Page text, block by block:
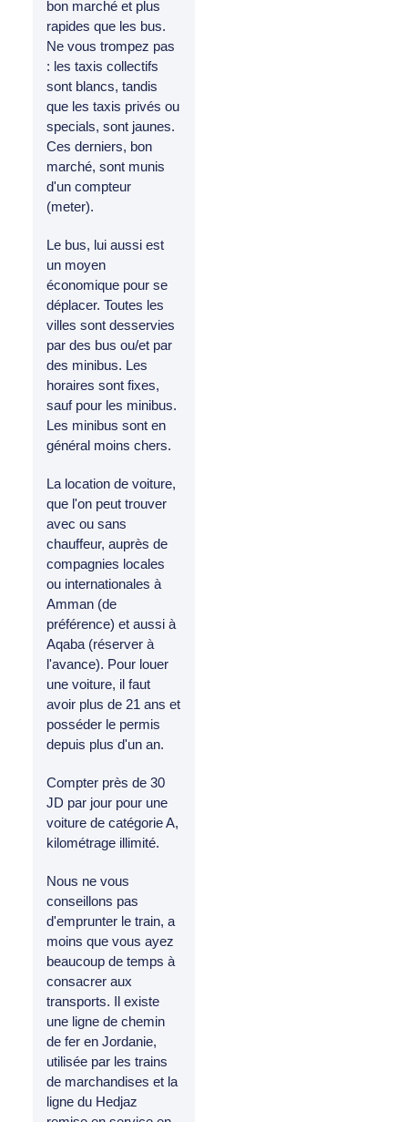
bon marché et plus
rapides que les bus.
Ne vous trompez pas
: les taxis collectifs
sont blancs, tandis
que les taxis privés ou
specials, sont jaunes.
Ces derniers, bon
marché, sont munis
d'un compteur
(meter).
Le bus, lui aussi est
un moyen
économique pour se
déplacer. Toutes les
villes sont desservies
par des bus ou/et par
des minibus. Les
horaires sont fixes,
sauf pour les minibus.
Les minibus sont en
général moins chers.
La location de voiture,
que l'on peut trouver
avec ou sans
chauffeur, auprès de
compagnies locales
ou internationales à
Amman (de
préférence) et aussi à
Aqaba (réserver à
l'avance). Pour louer
une voiture, il faut
avoir plus de 21 ans et
posséder le permis
depuis plus d'un an.
Compter près de 30
JD par jour pour une
voiture de catégorie A,
kilométrage illimité.
Nous ne vous
conseillons pas
d'emprunter le train, a
moins que vous ayez
beaucoup de temps à
consacrer aux
transports. Il existe
une ligne de chemin
de fer en Jordanie,
utilisée par les trains
de marchandises et la
ligne du Hedjaz